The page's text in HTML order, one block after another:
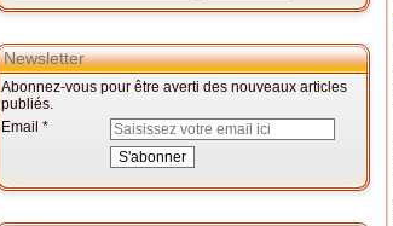
Newsletter
Abonnez-vous pour être averti des nouveaux articles
publiés.
Email